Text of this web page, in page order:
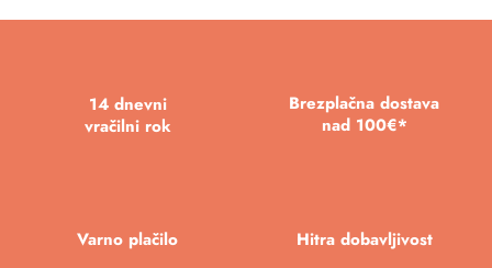
14 dnevni
vračilni rok
Brezplačna dostava
nad 100€*
Varno plačilo Hitra dobavljivost